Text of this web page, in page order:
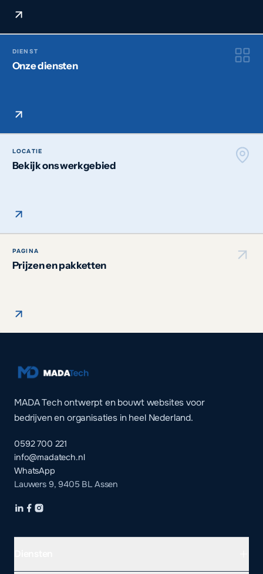
DIENST
Onze diensten
LOCATIE
Bekijk ons werkgebied
PAGINA
Prijzen en pakketten
MADA Tech ontwerpt en bouwt websites voor
bedrijven en organisaties in heel Nederland.
0592 700 221
info@madatech.nl
WhatsApp
Lauwers 9, 9405 BL Assen